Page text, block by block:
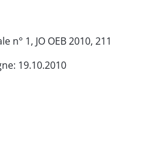
n° 1, JO OEB 2010, 211
: 19.10.2010